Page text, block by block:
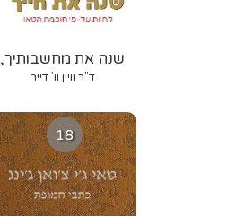
שנה את מחשבותיך,
שנה את חייך
ד"ר וויין וו' דייר
18